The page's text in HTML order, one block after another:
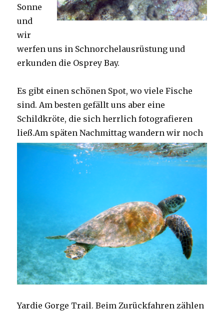
Sonne
und
wir
werfen uns in Schnorchelausrüstung und
erkunden die Osprey Bay.
Es gibt einen schönen Spot, wo viele Fische
sind. Am besten gefällt uns aber eine
Schildkröte, die sich herrlich fotografieren
ließ.Am späten Nachmittag wandern wir noch
Yardie Gorge Trail. Beim Zurückfahren zählen